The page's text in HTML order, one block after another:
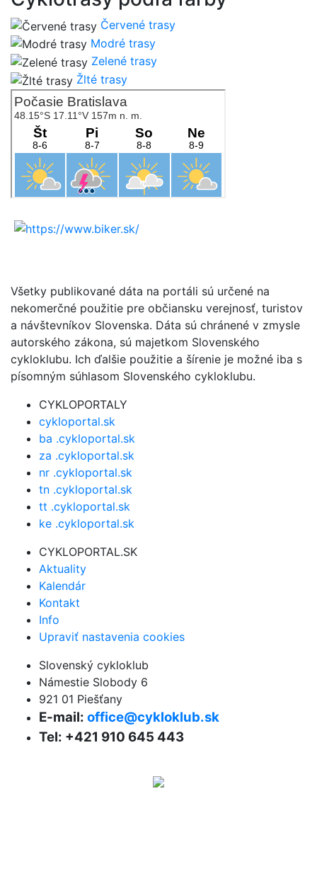
Červené trasy
Modré trasy
Zelené trasy
Žlté trasy
Všetky publikované dáta na portáli sú určené na
nekomerčné použitie pre občiansku verejnosť, turistov
a návštevníkov Slovenska. Dáta sú chránené v zmysle
autorského zákona, sú majetkom Slovenského
cykloklubu. Ich ďalšie použitie a šírenie je možné iba s
písomným súhlasom Slovenského cykloklubu.
CYKLOPORTALY
cykloportal.sk
ba .cykloportal.sk
za .cykloportal.sk
nr .cykloportal.sk
tn .cykloportal.sk
tt .cykloportal.sk
ke .cykloportal.sk
CYKLOPORTAL.SK
Aktuality
Kalendár
Kontakt
Info
Upraviť nastavenia cookies
Slovenský cykloklub
Námestie Slobody 6
921 01 Piešťany
E-mail: office@cykloklub.sk
Tel: +421 910 645 443